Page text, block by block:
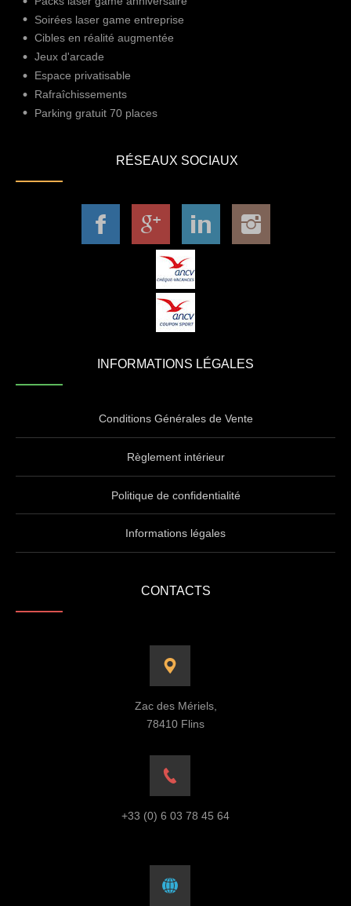
Soirées laser game entreprise
Cibles en réalité augmentée
Jeux d'arcade
Espace privatisable
Rafraîchissements
Parking gratuit 70 places
RÉSEAUX SOCIAUX
INFORMATIONS LÉGALES
Conditions Générales de Vente
Règlement intérieur
Politique de confidentialité
Informations légales
CONTACTS
Zac des Mériels,
78410 Flins
+33 (0) 6 03 78 45 64